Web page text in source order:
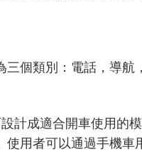
個類別：電話，導航
計成適合開車使用的
用者可以通過手機車